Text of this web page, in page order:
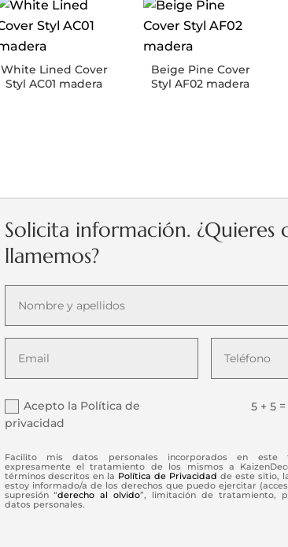
White Lined Cover
Styl AC01 madera
Beige Pine Cover
Styl AF02 madera
Solicita información. ¿Quieres
llamemos?
Acepto la Política de
privacidad
5 + 5=
Facilito mis datos personales incorporados en este
expresamente el tratamiento de los mismos a
términos descritos en la Política de Privacidad de este sitio,
estoy informado/a de los derechos que puedo ejercitar
supresión “derecho al olvido”, limitación de tratamiento,
datos personales.